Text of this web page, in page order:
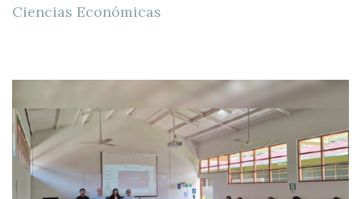
Ciencias Económicas